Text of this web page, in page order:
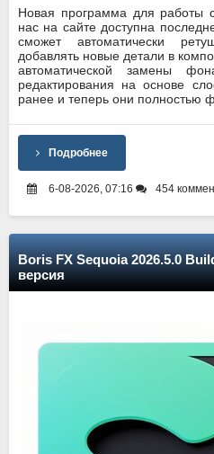
Новая программа для работы
нас на сайте доступна
сможет автоматически
добавлять новые детали в
автоматической замены
редактирования на основе
ранее и теперь они полностью
Подробнее
6-08-2026, 07:16 454
Boris FX Sequoia 2026.5.0
версия